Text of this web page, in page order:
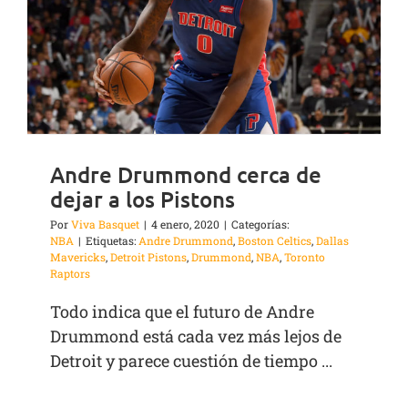
Andre Drummond cerca de
dejar a los Pistons
PorViva Basquet | 4 enero, 2020 | Categorías:
NBA | Etiquetas: Andre Drummond,Boston Celtics,Dallas
Mavericks,Detroit Pistons,Drummond,NBA,Toronto
Raptors
Todo indica que el futuro de Andre
Drummond está cada vez más lejos de
Detroit y parece cuestión de tiempo ...